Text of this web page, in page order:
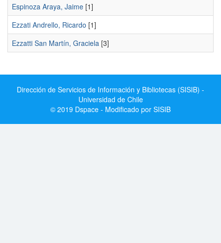
Espinoza Araya, Jaime [1]
Ezzati Andrello, Ricardo [1]
Ezzatti San Martín, Graciela [3]
Dirección de Servicios de Información y Bibliotecas (SISIB) -
Universidad de Chile
© 2019 Dspace - Modificado por SISIB